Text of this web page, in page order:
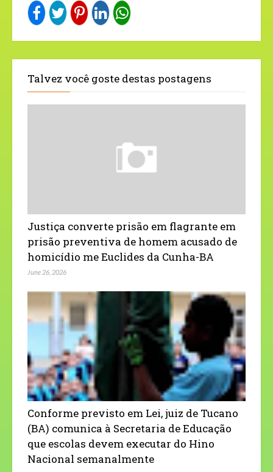
Talvez você goste destas postagens
Justiça converte prisão em flagrante em
prisão preventiva de homem acusado de
homicídio me Euclides da Cunha-BA
June 26, 2026
Conforme previsto em Lei, juiz de Tucano
(BA) comunica à Secretaria de Educação
que escolas devem executar do Hino
Nacional semanalmente